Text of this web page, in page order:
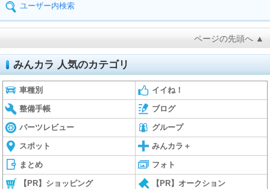
ユーザー内検索
ページの先頭へ ▲
みんカラ 人気のカテゴリ
車種別 イイね！
整備手帳 ブログ
パーツレビュー グループ
スポット みんカラ＋
まとめ フォト
【PR】ショッピング 【PR】オークション